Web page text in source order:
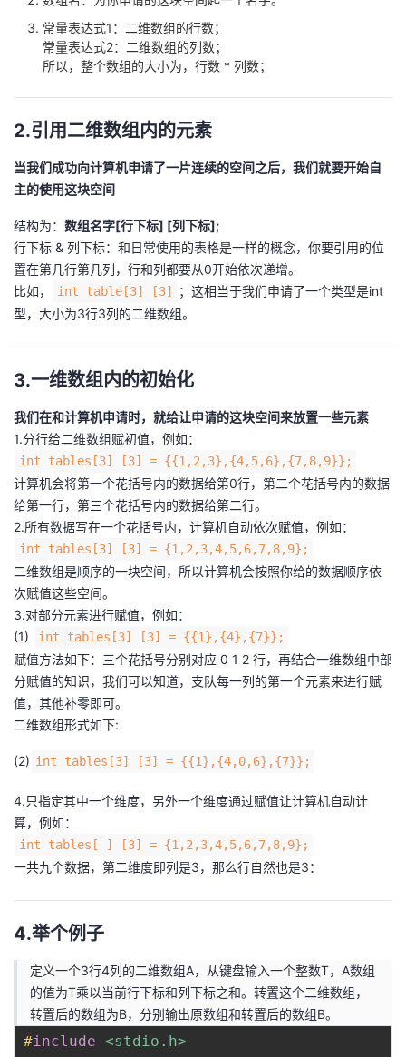
常量表达式1：二维数组的行数；
常量表达式2：二维数组的列数；
所以，整个数组的大小为，行数 * 列数；
2.引用二维数组内的元素
当我们成功向计算机申请了一片连续的空间之后，我们就要开始自
主的使用这块空间
结构为： 数组名字[行下标] [列下标];
行下标 & 列下标：和日常使用的表格是一样的概念，你要引用的位
置在第几行第几列，行和列都要从0开始依次递增。
比如，
int table[3] [3]
；这相当于我们申请了一个类型是int
型，大小为3行3列的二维数组。
3.一维数组内的初始化
我们在和计算机申请时，就给让申请的这块空间来放置一些元素
1.分行给二维数组赋初值，例如：
int tables[3] [3] = {{1,2,3},{4,5,6},{7,8,9}};
计算机会将第一个花括号内的数据给第0行，第二个花括号内的数据
给第一行，第三个花括号内的数据给第二行。
2.所有数据写在一个花括号内，计算机自动依次赋值，例如：
int tables[3] [3] = {1,2,3,4,5,6,7,8,9};
二维数组是顺序的一块空间，所以计算机会按照你给的数据顺序依
次赋值这些空间。
3.对部分元素进行赋值，例如：
(1)
int tables[3] [3] = {{1},{4},{7}};
赋值方法如下：三个花括号分别对应 0 1 2 行，再结合一维数组中部
分赋值的知识，我们可以知道，支队每一列的第一个元素来进行赋
值，其他补零即可。
二维数组形式如下:
(2) int tables[3] [3] = {{1},{4,0,6},{7}};
4.只指定其中一个维度，另外一个维度通过赋值让计算机自动计
算，例如：
int tables[ ] [3] = {1,2,3,4,5,6,7,8,9};
一共九个数据，第二维度即列是3，那么行自然也是3：
4.举个例子
定义一个3行4列的二维数组A，从键盘输入一个整数T，A数组
的值为T乘以当前行下标和列下标之和。转置这个二维数组，
转置后的数组为B，分别输出原数组和转置后的数组B。
#include <stdio.h>